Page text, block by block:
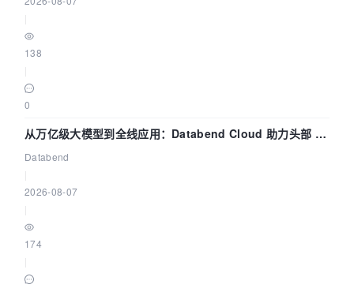
138
0
从万亿级大模型到全线应用：Databend Cloud 助力头部 AI
企业构建全链路 Trace 数据管道
Databend
2026-08-07
174